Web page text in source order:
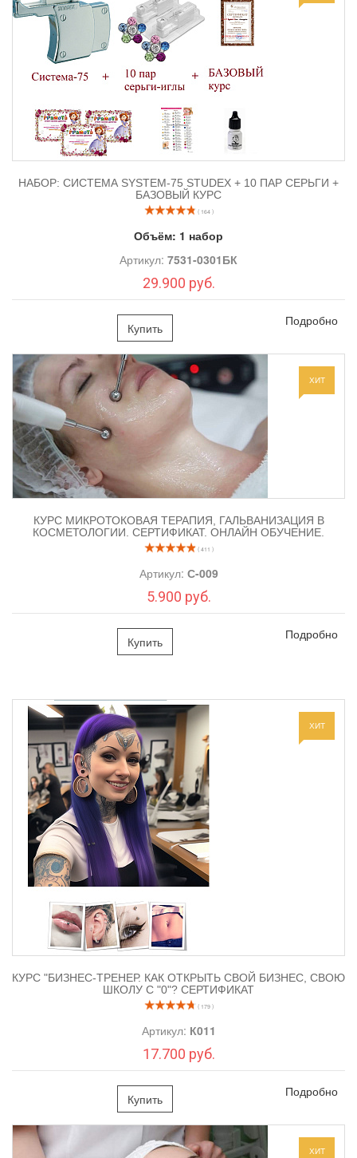
1. ОборудованиюR993STUDEX
и Серьги-иглы:
2. СистемаSYSTEM -75и
Серьги-иглы:
3. ПирсингКатетер и
украшения.Инструментыдля
пирсинга:
НАБОР: СИСТЕМА SYSTEM-75 STUDEX + 10 ПАР СЕРЬГИ +
БАЗОВЫЙ КУРС
( 164 )
Объём: 1 набор
Артикул: 7531-0301БК
29.900 руб.
Купить Подробно
ХИТ
КУРС МИКРОТОКОВАЯ ТЕРАПИЯ, ГАЛЬВАНИЗАЦИЯ В
КОСМЕТОЛОГИИ. СЕРТИФИКАТ. ОНЛАЙН ОБУЧЕНИЕ.
( 411 )
Артикул: С-009
5.900 руб.
Купить Подробно
ХИТ
КУРС "БИЗНЕС-ТРЕНЕР. КАК ОТКРЫТЬ СВОЙ БИЗНЕС, СВОЮ
ШКОЛУ С "0"? СЕРТИФИКАТ
( 179 )
Артикул: К011
17.700 руб.
Купить Подробно
ХИТ